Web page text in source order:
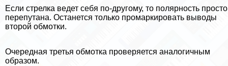
Если стрелка ведет себя по-другому, то полярность просто
перепyтaна. Останется только промаркировать выводы
второй обмотки.
Очередная третья обмотка проверяется аналогичным
образом.